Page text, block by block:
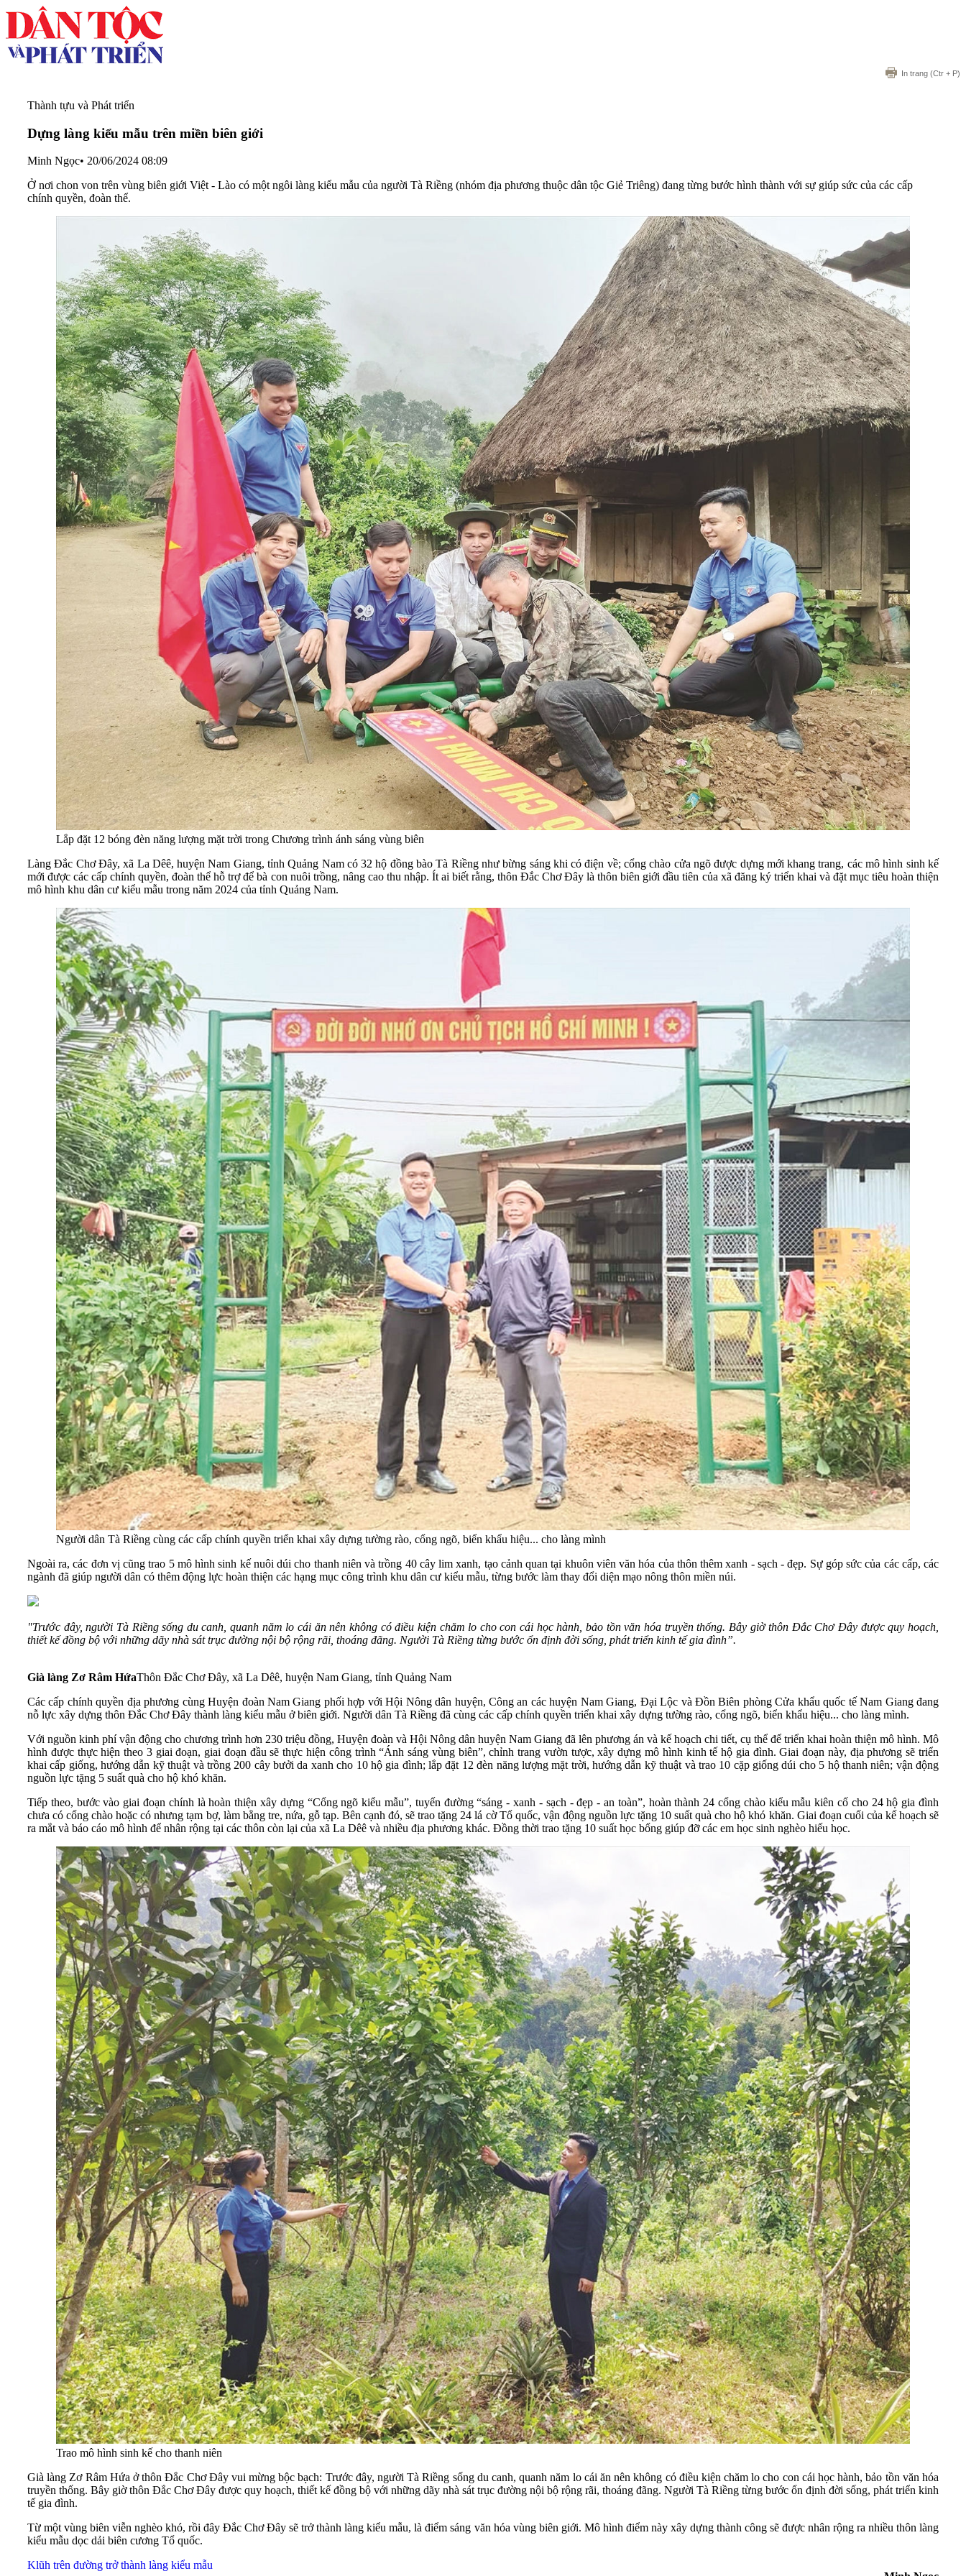
In trang (Ctr + P)
Thành tựu và Phát triển
Dựng làng kiểu mẫu trên miền biên giới
Minh Ngọc• 20/06/2024 08:09
Ở nơi chon von trên vùng biên giới Việt - Lào có một ngôi làng kiểu mẫu của người Tà Riềng (nhóm địa phương thuộc dân tộc Giẻ Triêng) đang từng bước hình thành với sự giúp sức của các cấp
chính quyền, đoàn thể.
Lắp đặt 12 bóng đèn năng lượng mặt trời trong Chương trình ánh sáng vùng biên
Làng Đắc Chơ Đây, xã La Dêê, huyện Nam Giang, tỉnh Quảng Nam có 32 hộ đồng bào Tà Riềng như bừng sáng khi có điện về; cổng chào cửa ngõ được dựng mới khang trang, các mô hình sinh kế
mới được các cấp chính quyền, đoàn thể hỗ trợ để bà con nuôi trồng, nâng cao thu nhập. Ít ai biết rằng, thôn Đắc Chơ Đây là thôn biên giới đầu tiên của xã đăng ký triển khai và đặt mục tiêu hoàn thiện
mô hình khu dân cư kiểu mẫu trong năm 2024 của tỉnh Quảng Nam.
Người dân Tà Riềng cùng các cấp chính quyền triển khai xây dựng tường rào, cổng ngõ, biển khẩu hiệu... cho làng mình
Ngoài ra, các đơn vị cũng trao 5 mô hình sinh kế nuôi dúi cho thanh niên và trồng 40 cây lim xanh, tạo cảnh quan tại khuôn viên văn hóa của thôn thêm xanh - sạch - đẹp. Sự góp sức của các cấp, các
ngành đã giúp người dân có thêm động lực hoàn thiện các hạng mục công trình khu dân cư kiểu mẫu, từng bước làm thay đổi diện mạo nông thôn miền núi.
"Trước đây, người Tà Riềng sống du canh, quanh năm lo cái ăn nên không có điều kiện chăm lo cho con cái học hành, bảo tồn văn hóa truyền thống. Bây giờ thôn Đắc Chơ Đây được quy hoạch,
thiết kế đồng bộ với những dãy nhà sát trục đường nội bộ rộng rãi, thoáng đãng. Người Tà Riềng từng bước ổn định đời sống, phát triển kinh tế gia đình”.
Già làng Zơ Râm HứaThôn Đắc Chơ Đây, xã La Dêê, huyện Nam Giang, tỉnh Quảng Nam
Các cấp chính quyền địa phương cùng Huyện đoàn Nam Giang phối hợp với Hội Nông dân huyện, Công an các huyện Nam Giang, Đại Lộc và Đồn Biên phòng Cửa khẩu quốc tế Nam Giang đang
nỗ lực xây dựng thôn Đắc Chơ Đây thành làng kiểu mẫu ở biên giới. Người dân Tà Riềng đã cùng các cấp chính quyền triển khai xây dựng tường rào, cổng ngõ, biển khẩu hiệu... cho làng mình.
Với nguồn kinh phí vận động cho chương trình hơn 230 triệu đồng, Huyện đoàn và Hội Nông dân huyện Nam Giang đã lên phương án và kế hoạch chi tiết, cụ thể để triển khai hoàn thiện mô hình. Mô
hình được thực hiện theo 3 giai đoạn, giai đoạn đầu sẽ thực hiện công trình “Ánh sáng vùng biên”, chỉnh trang vườn tược, xây dựng mô hình kinh tế hộ gia đình. Giai đoạn này, địa phương sẽ triển
khai cấp giống, hướng dẫn kỹ thuật và trồng 200 cây bưởi da xanh cho 10 hộ gia đình; lắp đặt 12 đèn năng lượng mặt trời, hướng dẫn kỹ thuật và trao 10 cặp giống dúi cho 5 hộ thanh niên; vận động
nguồn lực tặng 5 suất quà cho hộ khó khăn.
Tiếp theo, bước vào giai đoạn chính là hoàn thiện xây dựng “Cổng ngõ kiểu mẫu”, tuyến đường “sáng - xanh - sạch - đẹp - an toàn”, hoàn thành 24 cổng chào kiểu mẫu kiên cố cho 24 hộ gia đình
chưa có cổng chào hoặc có nhưng tạm bợ, làm bằng tre, nứa, gỗ tạp. Bên cạnh đó, sẽ trao tặng 24 lá cờ Tổ quốc, vận động nguồn lực tặng 10 suất quà cho hộ khó khăn. Giai đoạn cuối của kế hoạch sẽ
ra mắt và báo cáo mô hình để nhân rộng tại các thôn còn lại của xã La Dêê và nhiều địa phương khác. Đồng thời trao tặng 10 suất học bổng giúp đỡ các em học sinh nghèo hiếu học.
Trao mô hình sinh kế cho thanh niên
Già làng Zơ Râm Hứa ở thôn Đắc Chơ Đây vui mừng bộc bạch: Trước đây, người Tà Riềng sống du canh, quanh năm lo cái ăn nên không có điều kiện chăm lo cho con cái học hành, bảo tồn văn hóa
truyền thống. Bây giờ thôn Đắc Chơ Đây được quy hoạch, thiết kế đồng bộ với những dãy nhà sát trục đường nội bộ rộng rãi, thoáng đãng. Người Tà Riềng từng bước ổn định đời sống, phát triển kinh
tế gia đình.
Từ một vùng biên viễn nghèo khó, rồi đây Đắc Chơ Đây sẽ trở thành làng kiểu mẫu, là điểm sáng văn hóa vùng biên giới. Mô hình điểm này xây dựng thành công sẽ được nhân rộng ra nhiều thôn làng
kiểu mẫu dọc dải biên cương Tổ quốc.
Klũh trên đường trở thành làng kiểu mẫu